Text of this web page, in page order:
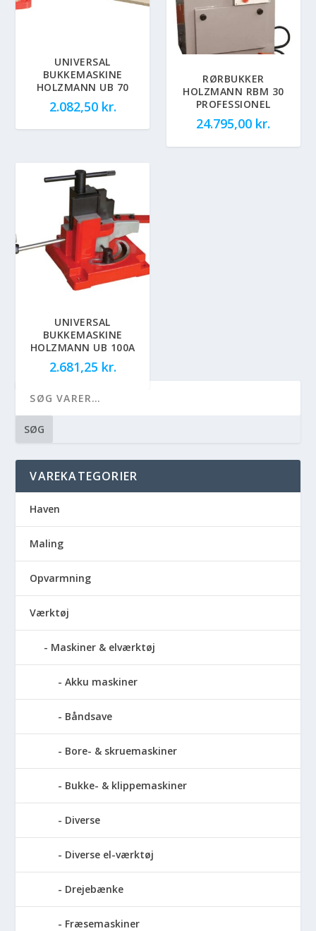
UNIVERSAL
BUKKEMASKINE
HOLZMANN UB 70
2.082,50 kr.
RØRBUKKER
HOLZMANN RBM 30
PROFESSIONEL
24.795,00 kr.
UNIVERSAL
BUKKEMASKINE
HOLZMANN UB 100A
2.681,25 kr.
SØG
VAREKATEGORIER
Haven
Maling
Opvarmning
Værktøj
Maskiner & elværktøj
Akku maskiner
Båndsave
Bore- & skruemaskiner
Bukke- & klippemaskiner
Diverse
Diverse el-værktøj
Drejebænke
Fræsemaskiner